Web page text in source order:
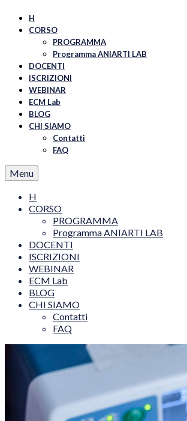
H
CORSO
PROGRAMMA
Programma ANIARTI LAB
DOCENTI
ISCRIZIONI
WEBINAR
ECM Lab
BLOG
CHI SIAMO
Contatti
FAQ
Menu
H
CORSO
PROGRAMMA
Programma ANIARTI LAB
DOCENTI
ISCRIZIONI
WEBINAR
ECM Lab
BLOG
CHI SIAMO
Contatti
FAQ